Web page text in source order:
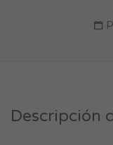
Descripción